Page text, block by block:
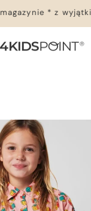
* z